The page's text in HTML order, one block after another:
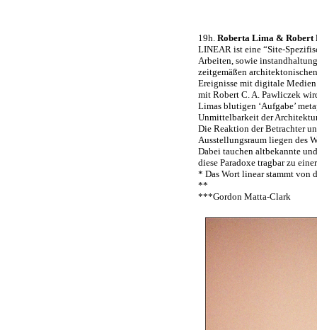
19h. Roberta Lima & Robert
LINEAR ist eine “Site-
Arbeiten, sowie
zeitgemäßen
Ereignisse mit digitale
mit Robert C. A. Pawliczek
Limas blutigen ‘Aufgabe’
Unmittelbarkeit der
Die Reaktion der Betrachter
Ausstellungsraum liegen des
Dabei tauchen altbekannte
diese Paradoxe tragbar zu
* Das Wort linear stammt von
**
***Gordon Matta-Clark